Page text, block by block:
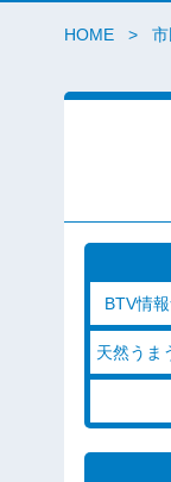
HOME
BTV情
天然うま